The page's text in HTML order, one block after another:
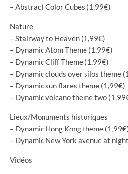
– Abstract Color Cubes (1,99€)
Nature
– Stairway to Heaven (1,99€)
– Dynamic Atom Theme (1,99€)
– Dynamic Cliff Theme (1,99€)
– Dynamic clouds over silos theme
– Dynamic sun flares theme (1,99€)
– Dynamic volcano theme two
Lieux/Monuments historiques
– Dynamic Hong Kong theme (1,99€)
– Dynamic New York avenue at
Vidéos